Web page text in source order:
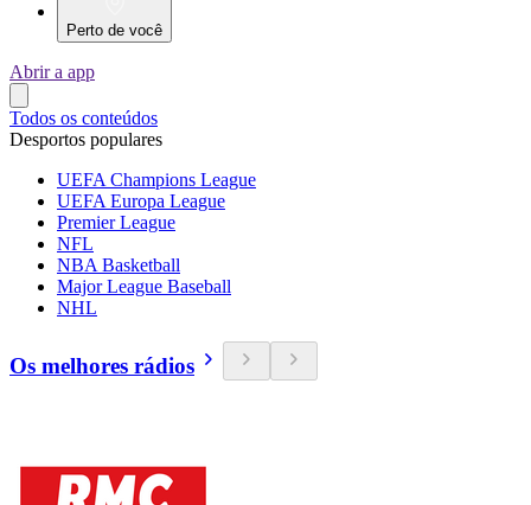
Perto de você
Abrir a app
Todos os conteúdos
Desportos populares
UEFA Champions League
UEFA Europa League
Premier League
NFL
NBA Basketball
Major League Baseball
NHL
Os melhores rádios